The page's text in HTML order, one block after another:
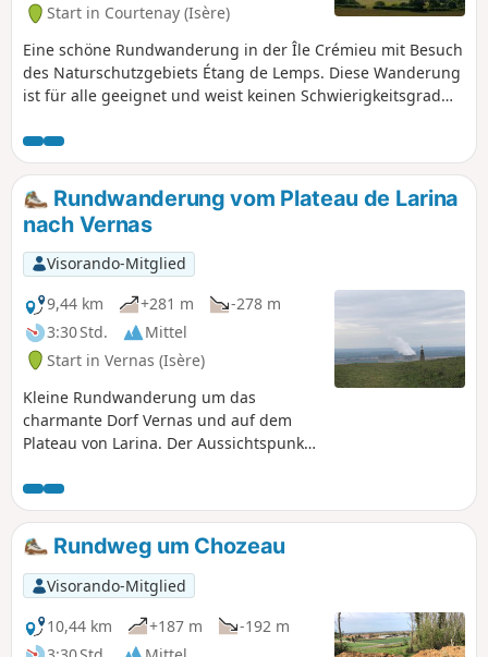
Start in Courtenay (Isère)
Eine schöne Rundwanderung in der Île Crémieu mit Besuch
des Naturschutzgebiets Étang de Lemps. Diese Wanderung
ist für alle geeignet und weist keinen Schwierigkeitsgrad
Rundwanderung vom Plateau de Larina
nach Vernas
Visorando-Mitglied
9,44 km
+281 m
-278 m
3:30 Std.
Mittel
Start in Vernas (Isère)
Kleine Rundwanderung um das
charmante Dorf Vernas und auf dem
Plateau von Larina. Der Aussichtspunkt
herrliche Ausblicke auf das Jura-
Gebirge, die Monts du Lyonnais und die
Rhône-Ebene. Weiter südlich auf dem
Plateau können Sie bei klarem Wetter
den Pilat und die Alpen sehen.
Spaziergang inmitten von Zeugnissen
der Menschheitsgeschichte von der
Antike bis zur Moderne.
Rundweg um Chozeau
Visorando-Mitglied
10,44 km
+187 m
-192 m